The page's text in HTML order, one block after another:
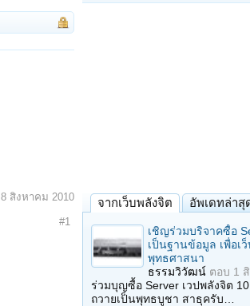
8 สิงหาคม 2010
#1
จากเว็บพลังจิต อัพเดทล่าสุ
เชิญร่วมบริจาคซื้อ
เป็นฐานข้อมูล เพื่อเ
พุทธศาสนา
ธรรมวิวัฒน์ ตอบ 1
ร่วมบุญซื้อ Server เวปพลังจิต
ถวายเป็นพุทธบูชา สาธุครับ…